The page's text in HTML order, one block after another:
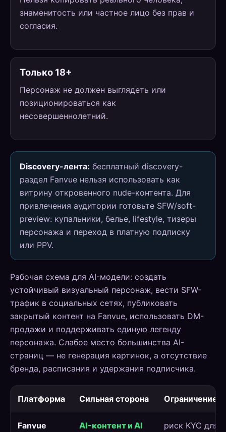
знаменитость или частное лицо без прав и
согласия.
Только 18+
Персонаж не должен выглядеть или
позиционироваться как
несовершеннолетний.
Discovery-лента: бесплатный discovery-
раздел Fanvue нельзя использовать как
витрину откровенного nude-контента. Для
привлечения аудитории готовьте SFW/soft-
preview: купальники, белье, lifestyle, тизеры
персонажа и переход в платную подписку
или PPV.
Рабочая схема для AI-модели: создать
устойчивый визуальный персонаж, вести SFW-
трафик в социальных сетях, публиковать
закрытый контент на Fanvue, использовать DM-
продажи и поддерживать единую легенду
персонажа. Слабое место большинства AI-
страниц — не генерация картинок, а отсутствие
бренда, расписания и удержания подписчика.
Платформа Сильная сторона Ограничение
Fanvue
AI-контент и AI
риск KYC для